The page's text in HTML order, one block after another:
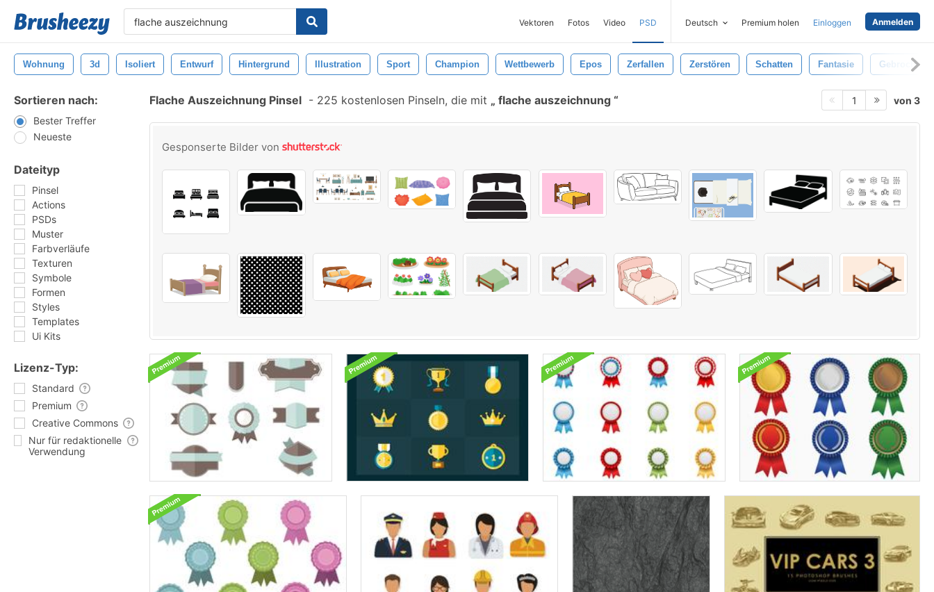
Vektoren Fotos Video PSD Deutsch Premium holen Einloggen Anmelden
Wohnung 3d Isoliert Entwurf Hintergrund Illustration Sport Champion Wettbewerb Epos Zerfallen Zerstören Schatten Fantasie Gebrochene
Sortieren nach:
Bester Treffer
Neueste
Dateityp
Pinsel
Actions
PSDs
Muster
Farbverläufe
Texturen
Symbole
Formen
Styles
Templates
Ui Kits
Lizenz-Typ:
Standard
Premium
Creative Commons
Nur für redaktionelle
Verwendung
Flache Auszeichnung Pinsel - 225 kostenlosen Pinseln, die mit flache auszeichnung 1 von 3
Gesponserte Bilder von